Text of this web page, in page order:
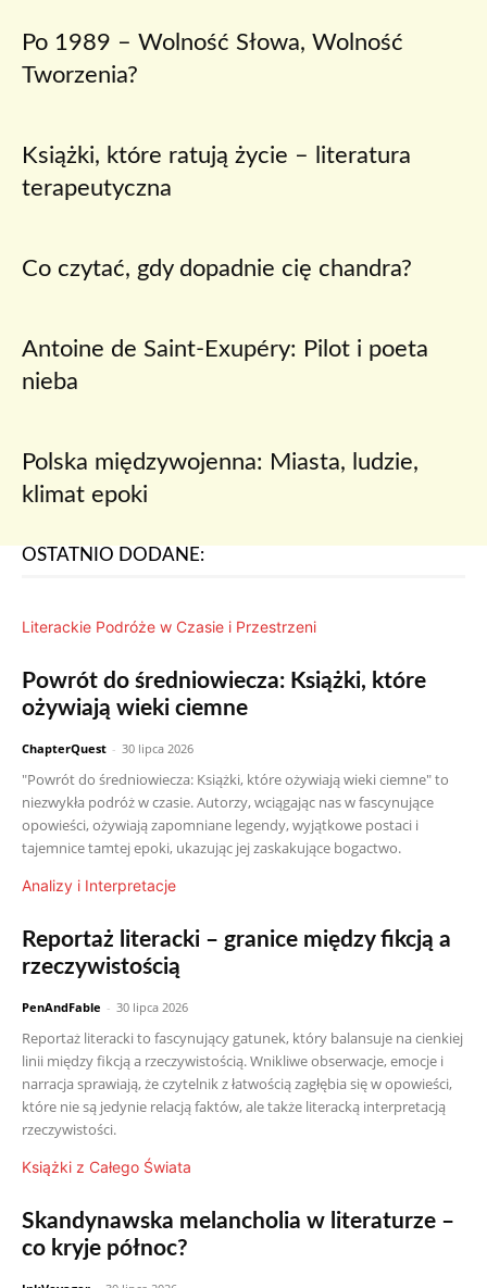
Po 1989 – Wolność Słowa, Wolność
Tworzenia?
Książki, które ratują życie – literatura
terapeutyczna
Co czytać, gdy dopadnie cię chandra?
Antoine de Saint-Exupéry: Pilot i poeta
nieba
Polska międzywojenna: Miasta, ludzie,
klimat epoki
OSTATNIO DODANE:
Literackie Podróże w Czasie i Przestrzeni
Powrót do średniowiecza: Książki, które
ożywiają wieki ciemne
ChapterQuest - 30 lipca 2026
"Powrót do średniowiecza: Książki, które ożywiają wieki ciemne" to
niezwykła podróż w czasie. Autorzy, wciągając nas w fascynujące
opowieści, ożywiają zapomniane legendy, wyjątkowe postaci i
tajemnice tamtej epoki, ukazując jej zaskakujące bogactwo.
Analizy i Interpretacje
Reportaż literacki – granice między fikcją a
rzeczywistością
PenAndFable - 30 lipca 2026
Reportaż literacki to fascynujący gatunek, który balansuje na cienkiej
linii między fikcją a rzeczywistością. Wnikliwe obserwacje, emocje i
narracja sprawiają, że czytelnik z łatwością zagłębia się w opowieści,
które nie są jedynie relacją faktów, ale także literacką interpretacją
rzeczywistości.
Książki z Całego Świata
Skandynawska melancholia w literaturze –
co kryje północ?